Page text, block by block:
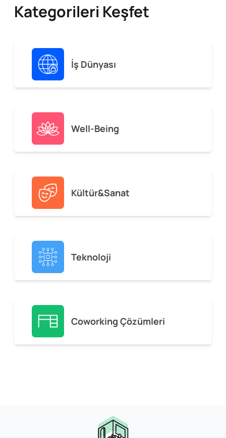
Kategorileri Keşfet
İş Dünyası
Well-Being
Kültür&Sanat
Teknoloji
Coworking Çözümleri